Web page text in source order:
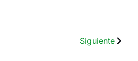
Siguiente